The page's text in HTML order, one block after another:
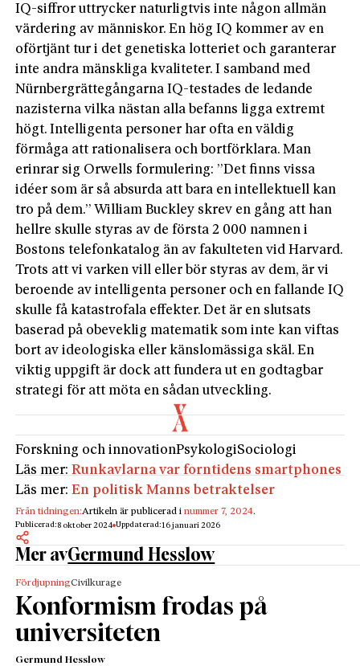
IQ-siffror uttrycker naturligtvis inte någon allmän
värdering av människor. En hög IQ kommer av en
oförtjänt tur i det genetiska lotteriet och garanterar
inte andra mänskliga kvaliteter. I samband med
Nürnbergrättegångarna IQ-testades de ledande
nazisterna vilka nästan alla befanns ligga extremt
högt. Intelligenta personer har ofta en väldig
förmåga att rationalisera och bortförklara. Man
erinrar sig Orwells formulering: ”Det finns vissa
idéer som är så absurda att bara en intellektuell kan
tro på dem.” William Buckley skrev en gång att han
hellre skulle styras av de första 2 000 namnen i
Bostons telefonkatalog än av fakulteten vid Harvard.
Trots att vi varken vill eller bör styras av dem, är vi
beroende av intelligenta personer och en fallande IQ
skulle få katastrofala effekter. Det är en slutsats
baserad på obeveklig matematik som inte kan viftas
bort av ideologiska eller känslomässiga skäl. En
viktig uppgift är dock att fundera ut en godtagbar
strategi för att möta en sådan utveckling.
Forskning och innovationPsykologiSociologi
Läs mer:Runkavlarna var forntidens smartphones
Läs mer:En politisk Manns betraktelser
Från tidningen:Artikeln är publicerad inummer 7, 2024.
Publicerad:8 oktober 2024 Uppdaterad:16 januari 2026
Mer avGermund Hesslow
FördjupningCivilkurage
Konformism frodas på
universiteten
Germund Hesslow